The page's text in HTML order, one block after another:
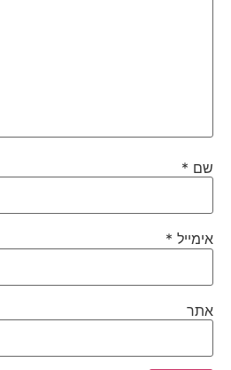
שם*
אימייל*
אתר